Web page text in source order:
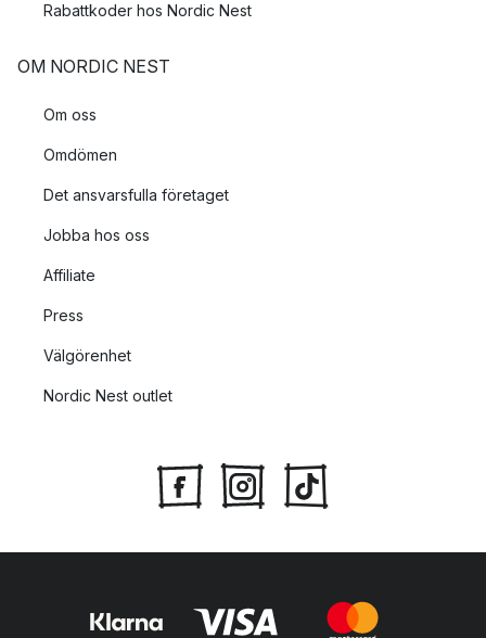
Rabattkoder hos Nordic Nest
OM NORDIC NEST
Om oss
Omdömen
Det ansvarsfulla företaget
Jobba hos oss
Affiliate
Press
Välgörenhet
Nordic Nest outlet